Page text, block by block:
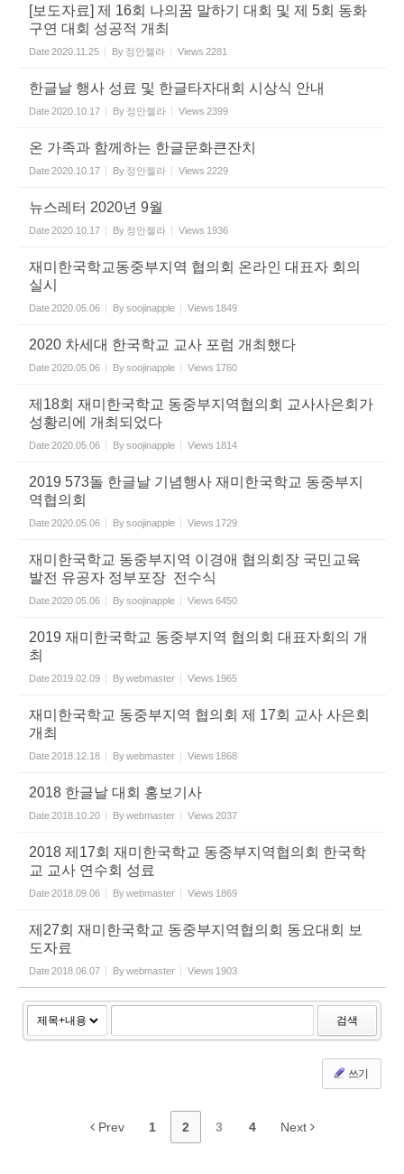
[보도자료] 제 16회 나의꿈 말하기 대회 및 제 5회 동화
구연 대회 성공적 개최
Date2020.11.25 By 정안젤라 Views 2281
한글날 행사 성료 및 한글타자대회 시상식 안내
Date2020.10.17 By 정안젤라 Views 2399
온 가족과 함께하는 한글문화큰잔치
Date2020.10.17 By 정안젤라 Views 2229
뉴스레터 2020년 9월
Date2020.10.17 By 정안젤라 Views 1936
재미한국학교동중부지역 협의회 온라인 대표자 회의
실시
Date2020.05.06 Bysoojinapple Views 1849
2020 차세대 한국학교 교사 포럼 개최했다
Date2020.05.06 Bysoojinapple Views 1760
제18회 재미한국학교 동중부지역협의회 교사사은회가
성황리에 개최되었다
Date2020.05.06 Bysoojinapple Views 1814
2019 573돌 한글날 기념행사 재미한국학교 동중부지
역협의회
Date2020.05.06 Bysoojinapple Views 1729
재미한국학교 동중부지역 이경애 협의회장 국민교육
발전 유공자 정부포장 전수식
Date2020.05.06 Bysoojinapple Views 6450
2019 재미한국학교 동중부지역 협의회 대표자회의 개
최
Date2019.02.09 Bywebmaster Views 1965
재미한국학교 동중부지역 협의회 제 17회 교사 사은회
개최
Date2018.12.18 Bywebmaster Views 1868
2018 한글날 대회 홍보기사
Date2018.10.20 Bywebmaster Views 2037
2018 제17회 재미한국학교 동중부지역협의회 한국학
교 교사 연수회 성료
Date2018.09.06 Bywebmaster Views 1869
제27회 재미한국학교 동중부지역협의회 동요대회 보
도자료
Date2018.06.07 Bywebmaster Views 1903
검색
쓰기
Prev 1 2 3 4 Next